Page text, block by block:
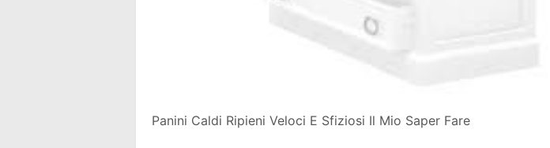
Panini Caldi Ripieni Veloci E Sfiziosi Il Mio Saper Fare